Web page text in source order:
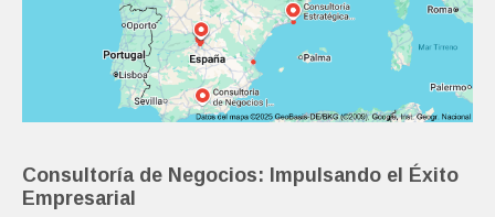
Consultoría de Negocios: Impulsando el Éxito
Empresarial